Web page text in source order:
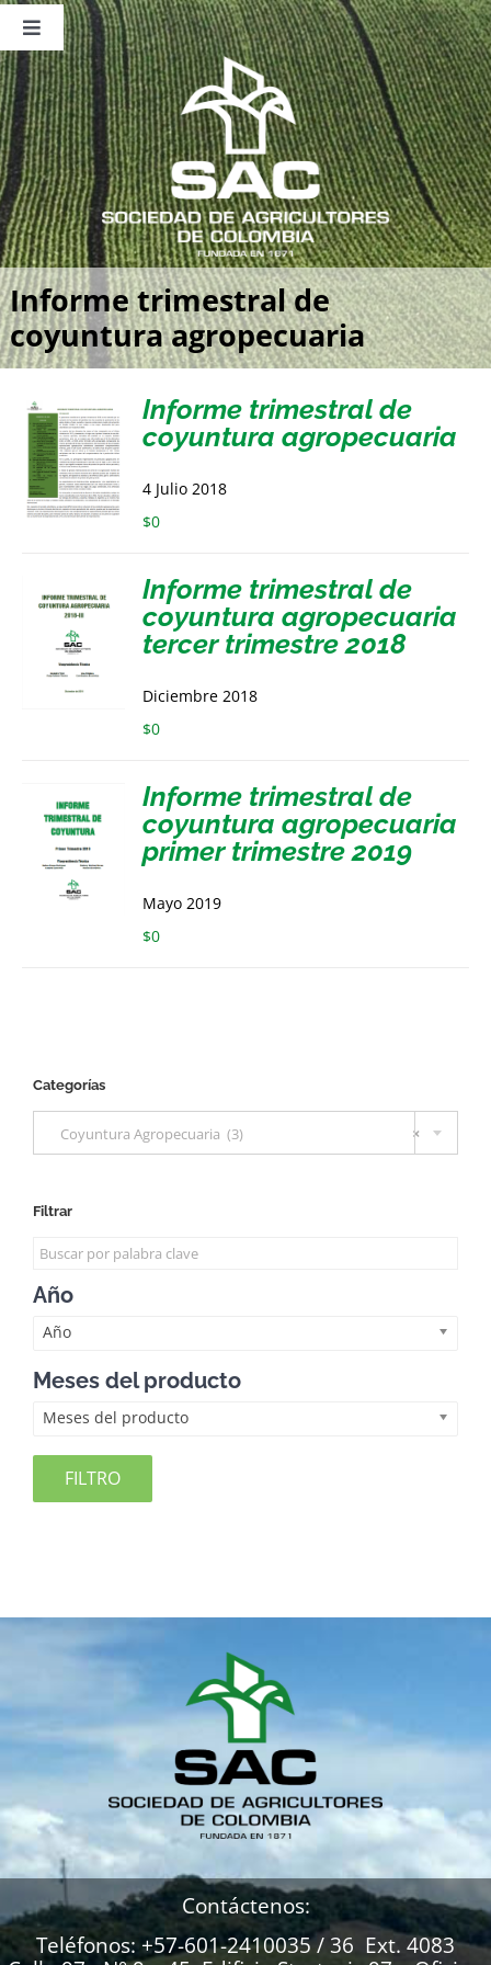
Saltar
contenido
Toggle
Navigation
Nosotros
Publicaciones
Sala de Prensa
Eventos
Informe trimestral de
coyuntura agropecuaria
Informe trimestral de
coyuntura agropecuaria
4 Julio 2018
$0
Informe trimestral de
coyuntura agropecuaria
tercer trimestre 2018
Diciembre 2018
$0
Informe trimestral de
coyuntura agropecuaria
primer trimestre 2019
Mayo 2019
$0
Categorías
×
Coyuntura Agropecuaria (3)
Filtrar
Año
Año
Meses del producto
Meses del producto
FILTRO
Contáctenos:
Teléfonos: +57-601-2410035 / 36 Ext. 4083